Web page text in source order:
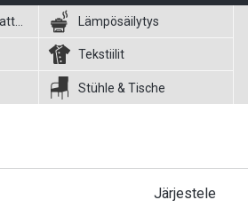
Huonekalut ruostumattomasta teräksestä Lämpösäilytys
Tekstiilit
Stühle & Tische
Järjestele